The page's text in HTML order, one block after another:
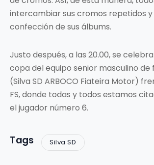
intercambiar sus cromos repetidos y
confección de sus álbums.
Justo después, a las 20.00, se
copa del equipo senior masculino de
(Silva SD ARBOCO Fiateira Motor)
FS, donde todas y todos estamos
el jugador número 6.
Tags Silva SD